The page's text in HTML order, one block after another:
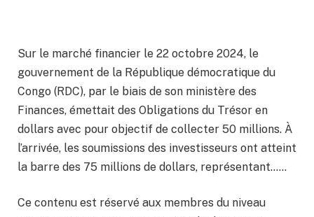
Sur le marché financier le 22 octobre 2024, le
gouvernement de la République démocratique du
Congo (RDC), par le biais de son ministère des
Finances, émettait des Obligations du Trésor en
dollars avec pour objectif de collecter 50 millions. À
l’arrivée, les soumissions des investisseurs ont atteint
la barre des 75 millions de dollars, représentant……
Ce contenu est réservé aux membres du niveau